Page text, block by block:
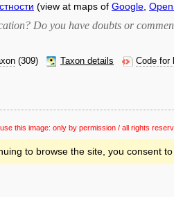
(view at maps of Google
Do you have doubts or
(309) Taxon details Code for
this image: only by permission / all rights
to browse the site, you consent to